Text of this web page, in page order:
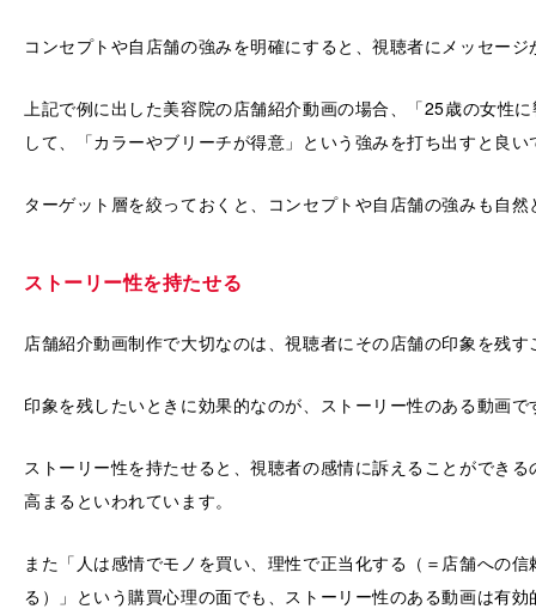
コンセプトや自店舗の強みを明確にすると、視聴者にメッセー
上記で例に出した美容院の店舗紹介動画の場合、「25歳の女性
して、「カラーやブリーチが得意」という強みを打ち出すと良い
ターゲット層を絞っておくと、コンセプトや自店舗の強みも自
ストーリー性を持たせる
店舗紹介動画制作で大切なのは、視聴者にその店舗の印象を残す
印象を残したいときに効果的なのが、ストーリー性のある動画で
ストーリー性を持たせると、視聴者の感情に訴えることができ
高まるといわれています。
また「人は感情でモノを買い、理性で正当化する（＝店舗への
る）」という購買心理の面でも、ストーリー性のある動画は有効